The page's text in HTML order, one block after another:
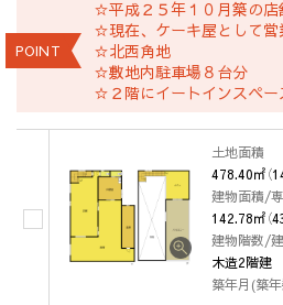
POINT
☆平成２５年１０月築の店
☆現在、ケーキ屋として営
☆北西角地
☆敷地内駐車場８台分
☆２階にイートインスペー
土地面積
478.40㎡（
建物面積/
142.78㎡（
建物階数/
木造2階建
築年月(築